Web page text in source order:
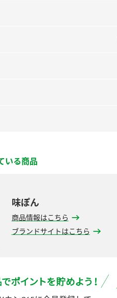
いる商品
味ぽん
商品情報はこちら
ブランドサイトはこちら